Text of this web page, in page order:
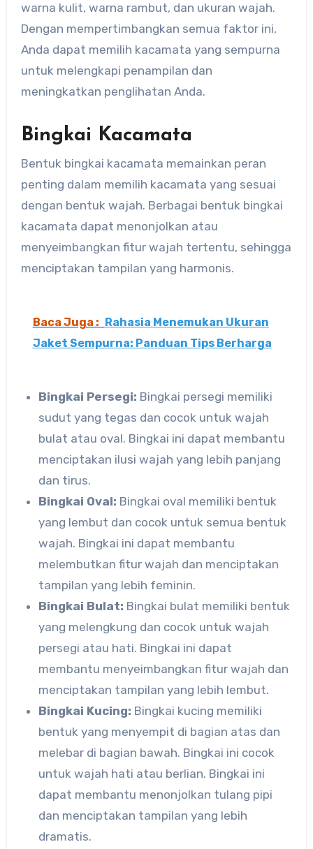
warna kulit, warna rambut, dan ukuran wajah.
Dengan mempertimbangkan semua faktor ini,
Anda dapat memilih kacamata yang sempurna
untuk melengkapi penampilan dan
meningkatkan penglihatan Anda.
Bingkai Kacamata
Bentuk bingkai kacamata memainkan peran
penting dalam memilih kacamata yang sesuai
dengan bentuk wajah. Berbagai bentuk bingkai
kacamata dapat menonjolkan atau
menyeimbangkan fitur wajah tertentu, sehingga
menciptakan tampilan yang harmonis.
Baca Juga : Rahasia Menemukan Ukuran
Jaket Sempurna: Panduan Tips Berharga
Bingkai Persegi: Bingkai persegi memiliki
sudut yang tegas dan cocok untuk wajah
bulat atau oval. Bingkai ini dapat membantu
menciptakan ilusi wajah yang lebih panjang
dan tirus.
Bingkai Oval: Bingkai oval memiliki bentuk
yang lembut dan cocok untuk semua bentuk
wajah. Bingkai ini dapat membantu
melembutkan fitur wajah dan menciptakan
tampilan yang lebih feminin.
Bingkai Bulat: Bingkai bulat memiliki bentuk
yang melengkung dan cocok untuk wajah
persegi atau hati. Bingkai ini dapat
membantu menyeimbangkan fitur wajah dan
menciptakan tampilan yang lebih lembut.
Bingkai Kucing: Bingkai kucing memiliki
bentuk yang menyempit di bagian atas dan
melebar di bagian bawah. Bingkai ini cocok
untuk wajah hati atau berlian. Bingkai ini
dapat membantu menonjolkan tulang pipi
dan menciptakan tampilan yang lebih
dramatis.